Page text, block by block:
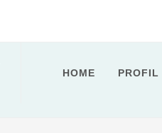
HOME PROFIL